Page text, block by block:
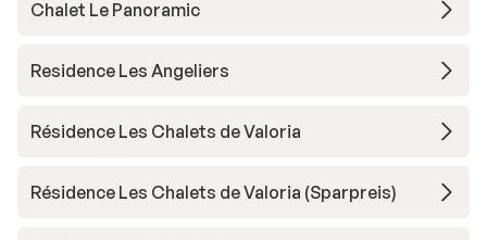
Chalet Le Panoramic
Residence Les Angeliers
Résidence Les Chalets de Valoria
Résidence Les Chalets de Valoria (Sparpreis)